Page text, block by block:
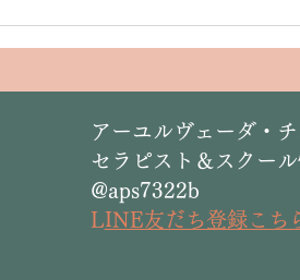
アーユルヴェーダ・
セラピスト＆スクー
@aps7322b
L INE友だち登録こち